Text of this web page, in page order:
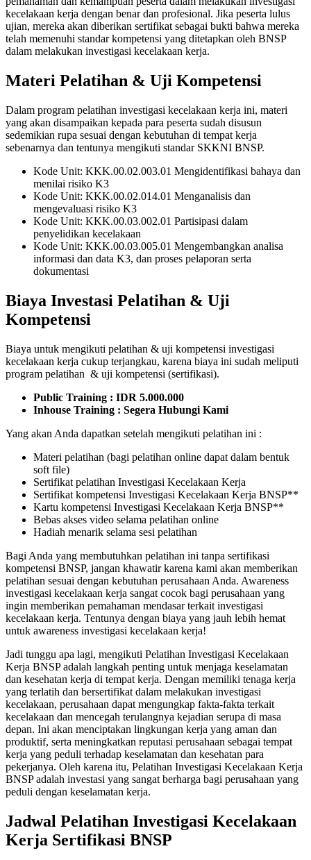
kecelakaan kerja dengan benar dan profesional. Jika peserta lulus
ujian, mereka akan diberikan sertifikat sebagai bukti bahwa mereka
telah memenuhi standar kompetensi yang ditetapkan oleh BNSP
dalam melakukan investigasi kecelakaan kerja.
Materi Pelatihan & Uji Kompetensi
Dalam program pelatihan investigasi kecelakaan kerja ini, materi
yang akan disampaikan kepada para peserta sudah disusun
sedemikian rupa sesuai dengan kebutuhan di tempat kerja
sebenarnya dan tentunya mengikuti standar SKKNI BNSP.
Kode Unit: KKK.00.02.003.01 Mengidentifikasi bahaya dan
menilai risiko K3
Kode Unit: KKK.00.02.014.01 Menganalisis dan
mengevaluasi risiko K3
Kode Unit: KKK.00.03.002.01 Partisipasi dalam
penyelidikan kecelakaan
Kode Unit: KKK.00.03.005.01 Mengembangkan analisa
informasi dan data K3, dan proses pelaporan serta
dokumentasi
Biaya Investasi Pelatihan & Uji
Kompetensi
Biaya untuk mengikuti pelatihan & uji kompetensi investigasi
kecelakaan kerja cukup terjangkau, karena biaya ini sudah meliputi
program pelatihan & uji kompetensi (sertifikasi).
Public Training : IDR 5.000.000
Inhouse Training : Segera Hubungi Kami
Yang akan Anda dapatkan setelah mengikuti pelatihan ini :
Materi pelatihan (bagi pelatihan online dapat dalam bentuk
soft file)
Sertifikat pelatihan Investigasi Kecelakaan Kerja
Sertifikat kompetensi Investigasi Kecelakaan Kerja BNSP**
Kartu kompetensi Investigasi Kecelakaan Kerja BNSP**
Bebas akses video selama pelatihan online
Hadiah menarik selama sesi pelatihan
Bagi Anda yang membutuhkan pelatihan ini tanpa sertifikasi
kompetensi BNSP, jangan khawatir karena kami akan memberikan
pelatihan sesuai dengan kebutuhan perusahaan Anda. Awareness
investigasi kecelakaan kerja sangat cocok bagi perusahaan yang
ingin memberikan pemahaman mendasar terkait investigasi
kecelakaan kerja. Tentunya dengan biaya yang jauh lebih hemat
untuk awareness investigasi kecelakaan kerja!
Jadi tunggu apa lagi, mengikuti Pelatihan Investigasi Kecelakaan
Kerja BNSP adalah langkah penting untuk menjaga keselamatan
dan kesehatan kerja di tempat kerja. Dengan memiliki tenaga kerja
yang terlatih dan bersertifikat dalam melakukan investigasi
kecelakaan, perusahaan dapat mengungkap fakta-fakta terkait
kecelakaan dan mencegah terulangnya kejadian serupa di masa
depan. Ini akan menciptakan lingkungan kerja yang aman dan
produktif, serta meningkatkan reputasi perusahaan sebagai tempat
kerja yang peduli terhadap keselamatan dan kesehatan para
pekerjanya. Oleh karena itu, Pelatihan Investigasi Kecelakaan Kerja
BNSP adalah investasi yang sangat berharga bagi perusahaan yang
peduli dengan keselamatan kerja.
Jadwal Pelatihan Investigasi Kecelakaan
Kerja Sertifikasi BNSP